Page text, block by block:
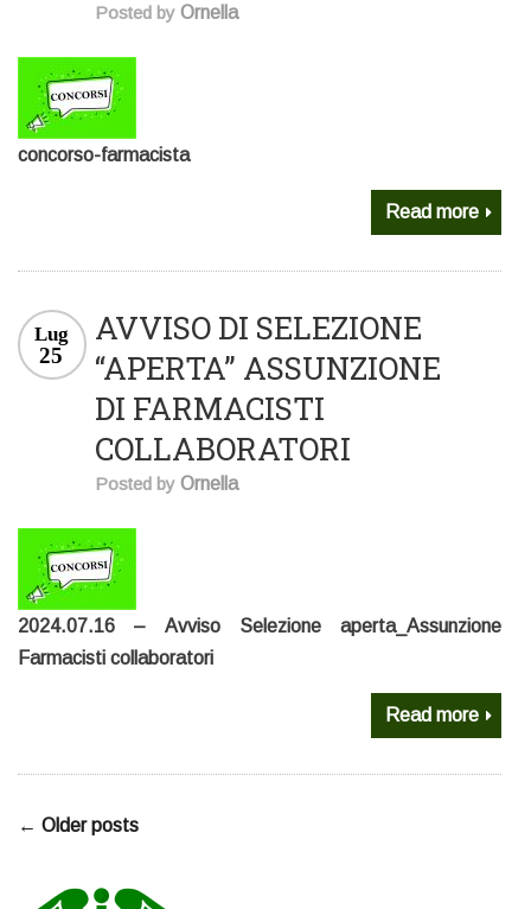
Posted by Ornella
concorso-farmacista
Read more
AVVISO DI SELEZIONE
“APERTA” ASSUNZIONE
DI FARMACISTI
COLLABORATORI
Lug
25
Posted by Ornella
2024.07.16 – Avviso Selezione aperta_Assunzione
Farmacisti collaboratori
Read more
← Older posts